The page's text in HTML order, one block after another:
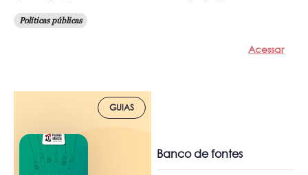
Políticas públicas
Acessar
GUIAS
Banco de fontes